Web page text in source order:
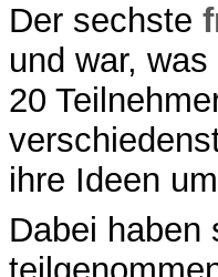
Der sechste
und war,
20
ihre Ideen
Dabei